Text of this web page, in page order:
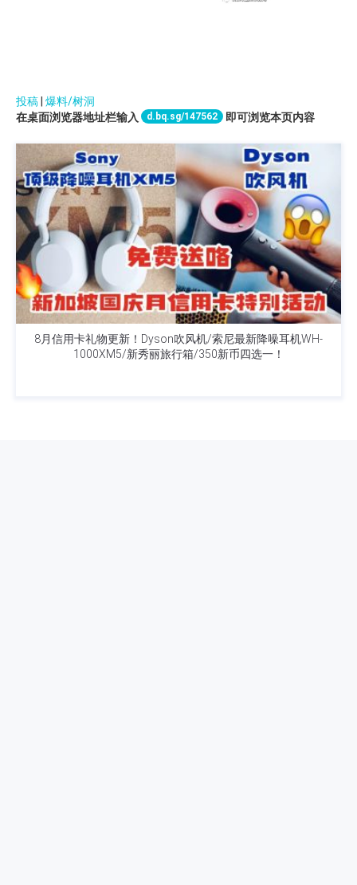
投稿| 爆料/树洞
在桌面浏览器地址栏输入
d.bq.sg/147562 即可浏览本页内容
8月信用卡礼物更新！Dyson吹风机/索尼最新降噪耳机WH-
1000XM5/新秀丽旅行箱/350新币四选一！